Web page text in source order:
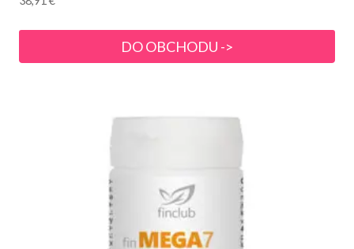
DO OBCHODU ->